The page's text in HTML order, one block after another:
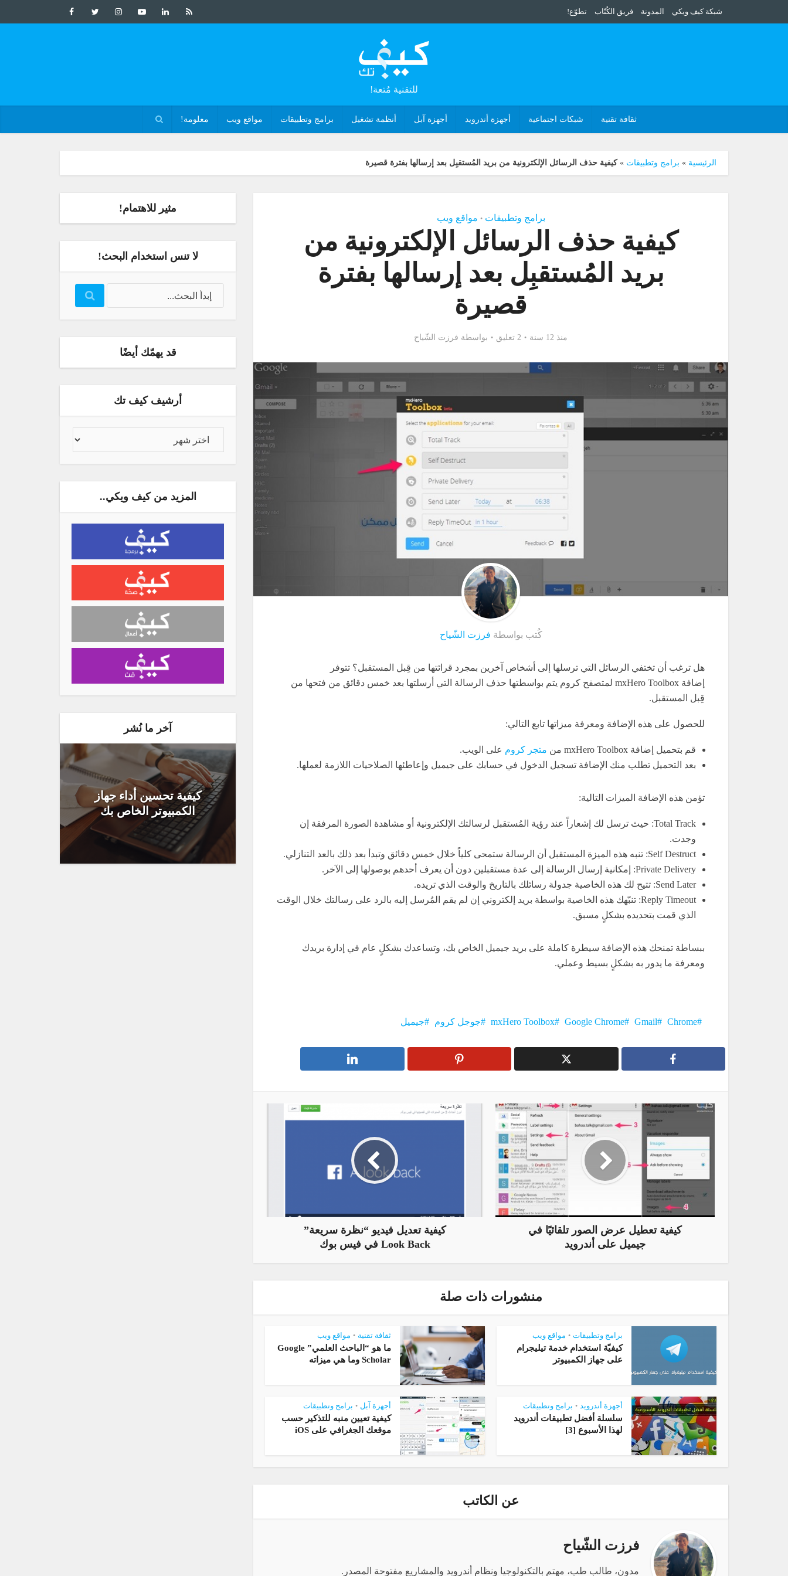
شبكة كيف ويكي المدونة فريق الكُتّاب تطوّع!
للتقنية مُتعة!
ثقافة تقنية شبكات اجتماعية أجهزة أندرويد أجهزة آبل أنظمة تشغيل برامج وتطبيقات مواقع ويب معلومة!
الرئيسية » برامج وتطبيقات »كيفية حذف الرسائل الإلكترونية من بريد المُستقبِل بعد إرسالها بفترة قصيرة
مثير للاهتمام!
لا تنس استخدام البحث!
قد يهمّك أيضًا
أرشيف كيف تك
المزيد من كيف ويكي..
آخر ما نُشر
كيفية تحسين أداء جهاز
الكمبيوتر الخاص بك
برامج وتطبيقات • مواقع ويب
كيفية حذف الرسائل الإلكترونية من
بريد المُستقبِل بعد إرسالها بفترة
قصيرة
منذ 12 سنة 2 تعليق بواسطة فرزت الشّياح
كُتب بواسطة فرزت الشّياح
هل ترغب أن تختفي الرسائل التي ترسلها إلى أشخاص آخرين بمجرد قرائتها من قِبل المستقبل؟ تتوفر
إضافة mxHero Toolbox لمتصفح كروم يتم بواسطتها حذف الرسالة التي أرسلتها بعد خمس دقائق من فتحها من
قِبل المستقبل.
للحصول على هذه الإضافة ومعرفة ميزاتها تابع التالي:
قم بتحميل إضافة mxHero Toolbox من متجر كروم على الويب.
بعد التحميل تطلب منك الإضافة تسجيل الدخول في حسابك على جيميل وإعاطئها الصلاحيات اللازمة لعملها.
تؤمن هذه الإضافة الميزات التالية:
Total Track: حيث ترسل لك إشعاراً عند رؤية المُستقبل لرسالتك الإلكترونية أو مشاهدة الصورة المرفقة إن
وجدت.
Self Destruct: تنبه هذه الميزة المستقبل أن الرسالة ستمحى كلياً خلال خمس دقائق وتبدأ بعد ذلك بالعد التنازلي.
Private Delivery: إمكانية إرسال الرسالة إلى عدة مستقبلين دون أن يعرف أحدهم بوصولها إلى الآخر.
Send Later: تتيح لك هذه الخاصية جدولة رسائلك بالتاريخ والوقت الذي تريده.
Reply Timeout: تنبّهك هذه الخاصية بواسطة بريد إلكتروني إن لم يقم المُرسل إليه بالرد على رسالتك خلال الوقت
الذي قمت بتحديده بشكلٍ مسبق.
ببساطة تمنحك هذه الإضافة سيطرة كاملة على بريد جيميل الخاص بك، وتساعدك بشكلٍ عام في إدارة بريدك
ومعرفة ما يدور به بشكلٍ بسيط وعملي.
Chrome
Gmail
Google Chrome
mxHero Toolbox جوجل كروم جيميل
كيفية تعديل فيديو “نظرة سريعة”
Look Back في فيس بوك
كيفية تعطيل عرض الصور تلقائيًا في
جيميل على أندرويد
منشورات ذات صلة
برامج وتطبيقات • مواقع ويب
كيفيّة استخدام خدمة تيليجرام
على جهاز الكمبيوتر
ثقافة تقنية • مواقع ويب
ما هو “الباحث العلمي” Google
Scholar وما هي ميزاته
أجهزة أندرويد • برامج وتطبيقات
سلسلة أفضل تطبيقات أندرويد
لهذا الأسبوع [3]
أجهزة آبل • برامج وتطبيقات
كيفية تعيين منبه للتذكير حسب
موقعك الجغرافي على iOS
عن الكاتب
فرزت الشّياح
مدون، طالب طب، مهتم بالتكنولوجيا ونظام أندرويد والمشاريع مفتوحة المصدر.